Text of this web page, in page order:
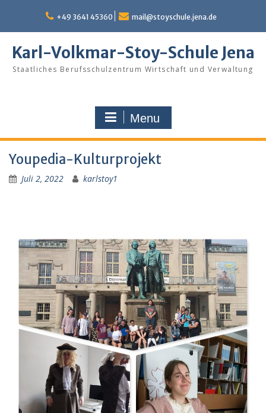
content
+49 3641 45360 mail@stoyschule.jena.de
Karl-Volkmar-Stoy-Schule Jena
Staatliches Berufsschulzentrum Wirtschaft und Verwaltung
Menu
Youpedia-Kulturprojekt
Juli 2, 2022 karlstoy1